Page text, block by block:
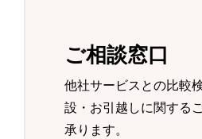
ご相談窓口
他社サービスとの比較
設・お引越しに関する
承ります。